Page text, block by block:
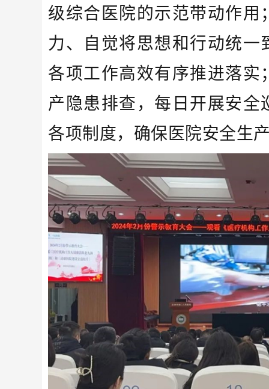
级综合医院的示范带动作
力、自觉将思想和行动统
各项工作高效有序推进落
产隐患排查，每日开展安
各项制度，确保医院安全生